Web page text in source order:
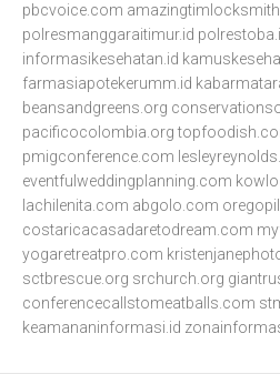
pbcvoice.com
polresmanggaraitimur.id
informasikesehatan.id
farmasiapotekerumm.id
beansandgreens.org
pacificocolombia.org
pmigconference.com
eventfulweddingplanning.com
lachilenita.com abgolo.com
costaricacasadaretodream.com
yogaretreatpro.com
sctbrescue.org srchurch.org
conferencecallstomeatballs.com
keamananinformasi.id